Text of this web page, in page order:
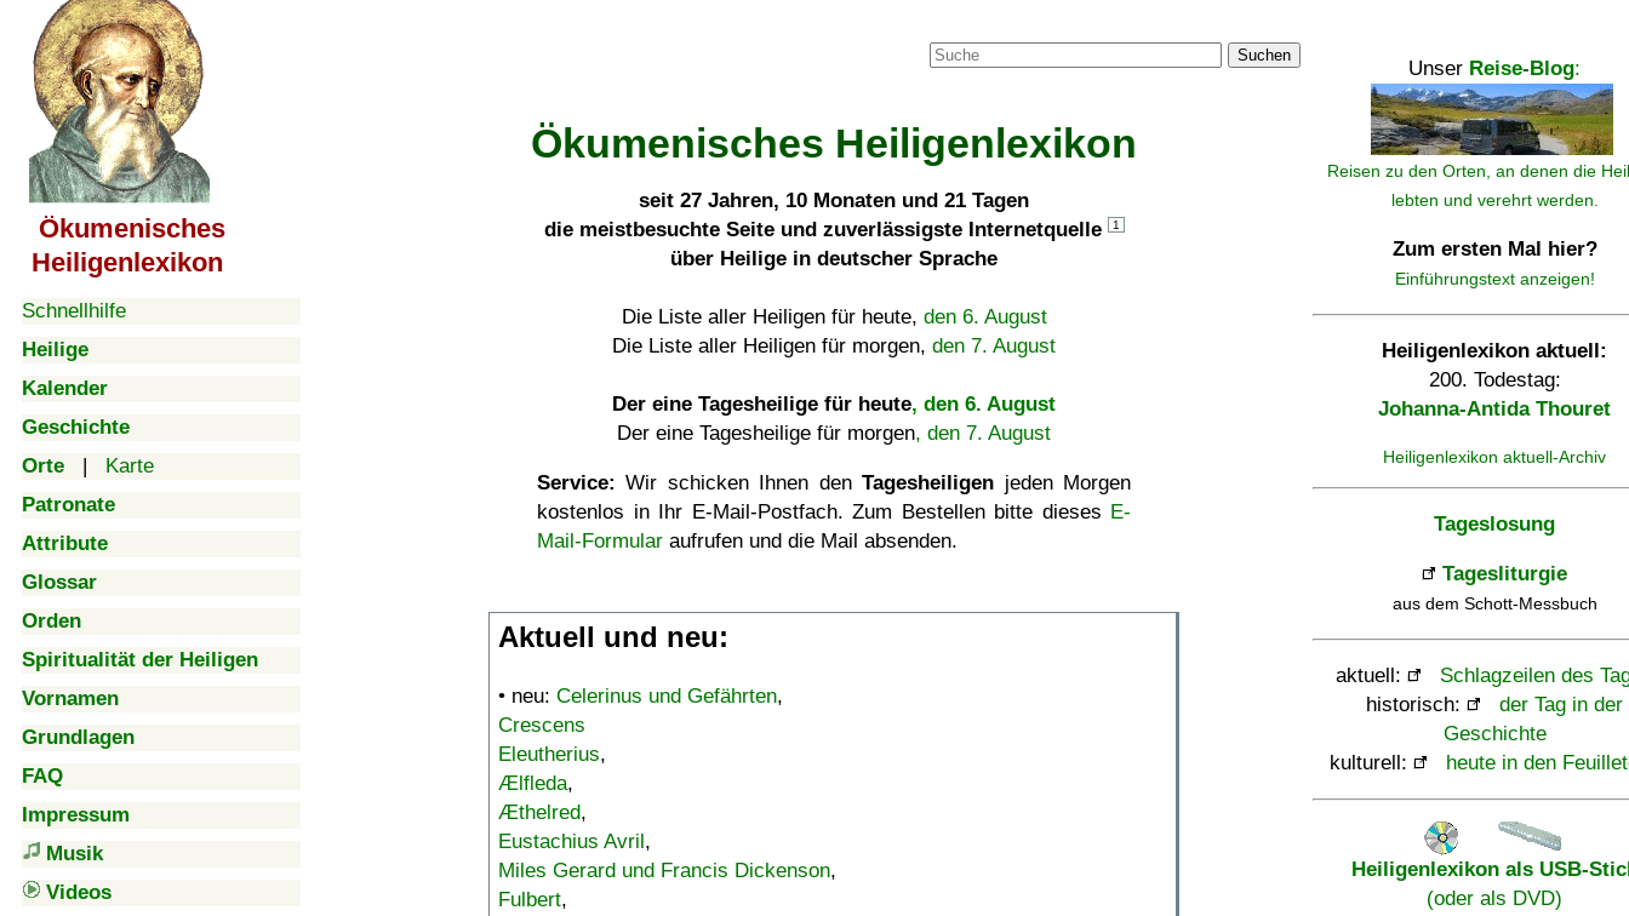
Ökumenisches
Heiligenlexikon
Schnellhilfe
Heilige
Kalender
Geschichte
Orte | Karte
Patronate
Attribute
Glossar
Orden
Spiritualität der Heiligen
Vornamen
Grundlagen
FAQ
Impressum
Musik
Videos
Suchen
Ökumenisches Heiligenlexikon
seit 27 Jahren, 10 Monaten und 21 Tagen
die meistbesuchte Seite und zuverlässigste Internetquelle
1
über Heilige in deutscher Sprache
Die Liste aller Heiligen für heute, den 6. August
Die Liste aller Heiligen für morgen, den 7. August
Der eine Tagesheilige für heute, den 6. August
Der eine Tagesheilige für morgen, den 7. August
Service: Wir schicken Ihnen denTagesheiligen jeden Morgen
kostenlos in Ihr E-Mail-Postfach. Zum Bestellen bitte dieses E-
Mail-Formular aufrufen und die Mail absenden.
Aktuell und neu:
• neu: Celerinus und Gefährten,
Crescens
Eleutherius,
Ælfleda,
Æthelred,
Eustachius Avril,
Miles Gerard und Francis Dickenson,
Fulbert,
Unser Reise-Blog:
Reisen zu den Orten, an denen die
lebten und verehrt werden.
Zum ersten Mal hier?
Einführungstext anzeigen!
Heiligenlexikon aktuell:
200. Todestag:
Johanna-Antida Thouret
Heiligenlexikon aktuell-Archiv
Tageslosung
Tagesliturgie
aus dem Schott-Messbuch
aktuell:
Schlagzeilen des
historisch:
der Tag in der
Geschichte
kulturell:
heute in den
Heiligenlexikon als USB-
(oder als DVD)